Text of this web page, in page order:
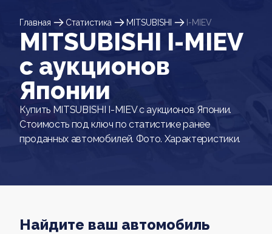
Главная Статистика MITSUBISHI I-MIEV
MITSUBISHI I-MIEV
c аукционов
Японии
Купить MITSUBISHI I-MIEV с аукционов Японии.
Стоимость под ключ по статистике ранее
проданных автомобилей. Фото. Характеристики.
Найдите ваш автомобиль